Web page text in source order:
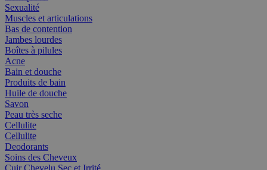
Sexualité
Muscles et articulations
Bas de contention
Jambes lourdes
Boîtes à pilules
Acne
Bain et douche
Produits de bain
Huile de douche
Savon
Peau très seche
Cellulite
Cellulite
Deodorants
Soins des Cheveux